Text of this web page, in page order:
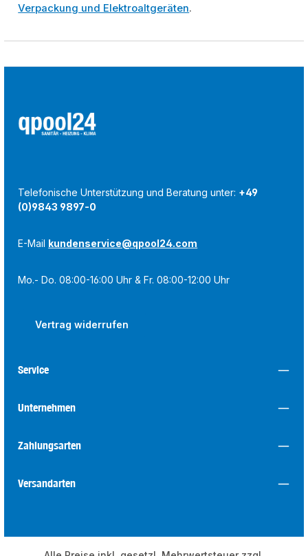
Verpackung und Elektroaltgeräten.
Telefonische Unterstützung und Beratung unter: +49
(0)9843 9897-0
E-Mail kundenservice@qpool24.com
Mo.- Do. 08:00-16:00 Uhr & Fr. 08:00-12:00 Uhr
Vertrag widerrufen
Service
Unternehmen
Zahlungsarten
Versandarten